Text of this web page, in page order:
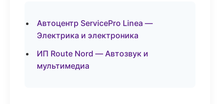
Автоцентр ServicePro Linea —
Электрика и электроника
ИП Route Nord — Автозвук и
мультимедиа